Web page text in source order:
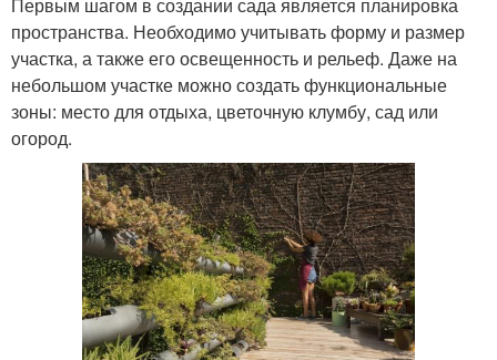
Первым шагом в создании сада является планировка
пространства. Необходимо учитывать форму и размер
участка, а также его освещенность и рельеф. Даже на
небольшом участке можно создать функциональные
зоны: место для отдыха, цветочную клумбу, сад или
огород.